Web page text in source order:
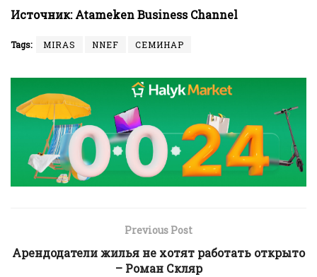
Источник:Atameken Business Channel
Tags: MIRAS NNEF СЕМИНАР
Previous Post
Арендодатели жилья не хотят работать открыто
– Роман Скляр